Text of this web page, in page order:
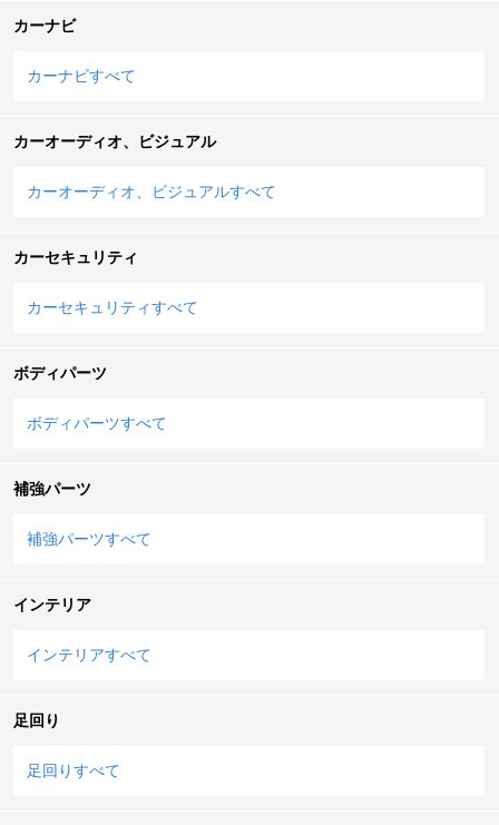
カーナビ
カーナビすべて
カーオーディオ、ビジュアル
カーオーディオ、ビジュアルすべて
カーセキュリティ
カーセキュリティすべて
ボディパーツ
ボディパーツすべて
補強パーツ
補強パーツすべて
インテリア
インテリアすべて
足回り
足回りすべて